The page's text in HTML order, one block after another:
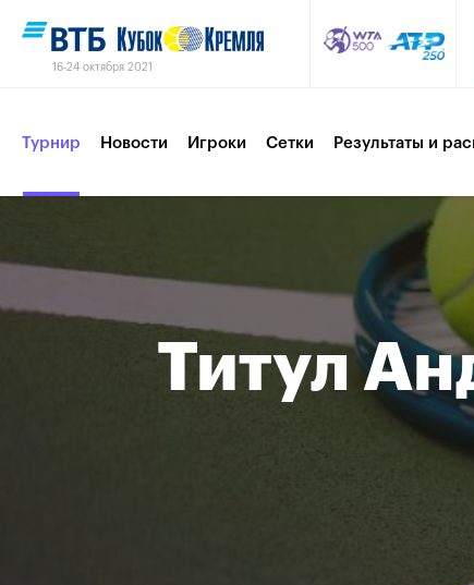
16-24 октября 2021
Турнир Новости Игроки Сетки Результаты и
Титул